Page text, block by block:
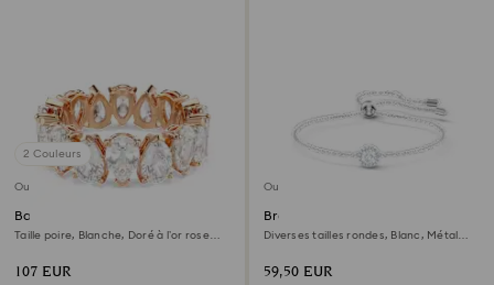
2 Couleurs
Outlet
Bague Matrix Vittore
Taille poire, Blanche, Doré à l’or rose
107 EUR
Outlet
Bracelet Una Angelic
Diverses tailles rondes, Blanc, Métal
59,50 EUR